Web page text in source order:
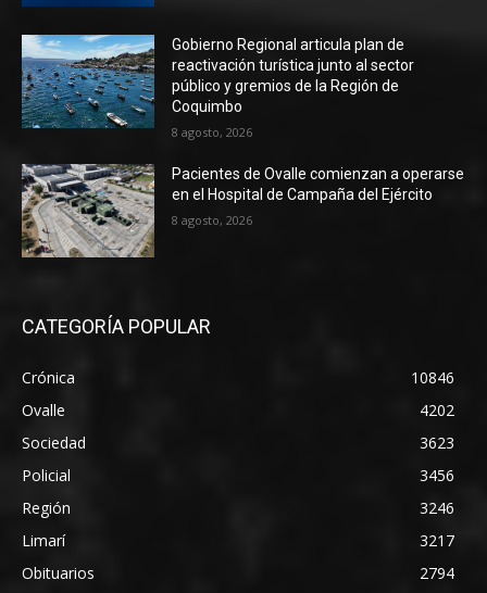
Gobierno Regional articula plan de
reactivación turística junto al sector
público y gremios de la Región de
Coquimbo
8 agosto, 2026
Pacientes de Ovalle comienzan a operarse
en el Hospital de Campaña del Ejército
8 agosto, 2026
CATEGORÍA POPULAR
Crónica
10846
Ovalle
4202
Sociedad
3623
Policial
3456
Región
3246
Limarí
3217
Obituarios
2794